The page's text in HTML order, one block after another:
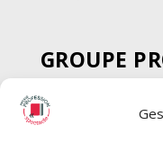
GROUPE
SPECTACLE
Chèque